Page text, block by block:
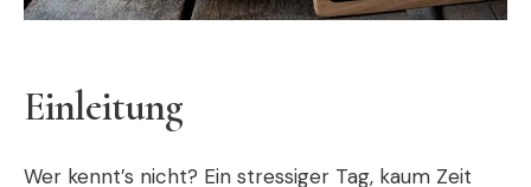
Einleitung
Wer kennt’s nicht? Ein stressiger Tag, kaum Zeit